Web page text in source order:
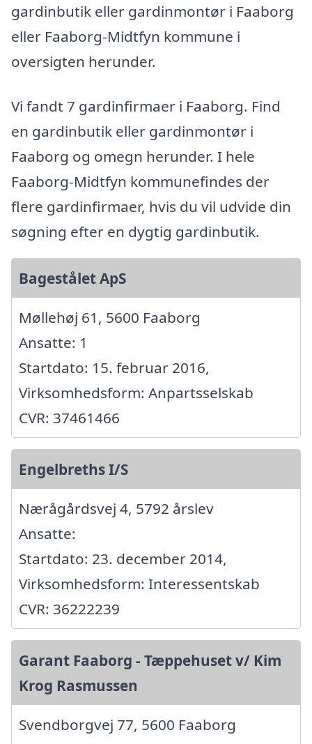
gardinbutik eller gardinmontør i Faaborg
eller Faaborg-Midtfyn kommune i
oversigten herunder.
Vi fandt 7 gardinfirmaer i Faaborg. Find
en gardinbutik eller gardinmontør i
Faaborg og omegn herunder. I hele
Faaborg-Midtfyn kommunefindes der
flere gardinfirmaer, hvis du vil udvide din
søgning efter en dygtig gardinbutik.
Bagestålet ApS
Møllehøj 61, 5600 Faaborg
Ansatte: 1
Startdato: 15. februar 2016,
Virksomhedsform: Anpartsselskab
CVR: 37461466
Engelbreths I/S
Nærågårdsvej 4, 5792 årslev
Ansatte:
Startdato: 23. december 2014,
Virksomhedsform: Interessentskab
CVR: 36222239
Garant Faaborg - Tæppehuset v/ Kim
Krog Rasmussen
Svendborgvej 77, 5600 Faaborg